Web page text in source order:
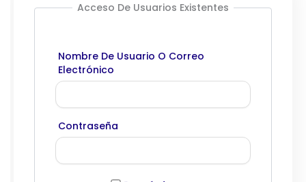
Acceso De Usuarios Existentes
Nombre De Usuario O Correo
Electrónico
Contraseña